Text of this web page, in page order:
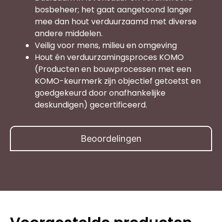
Beoordelingen
bosbeheer; het gaat aangetoond langer
mee dan hout verduurzaamd met diverse
andere middelen.
Veilig voor mens, milieu en omgeving
Hout én verduurzamingsproces KOMO
(Producten en bouwprocessen met een
KOMO-keurmerk zijn objectief getoetst en
goedgekeurd door onafhankelijke
deskundigen) gecertificeerd.